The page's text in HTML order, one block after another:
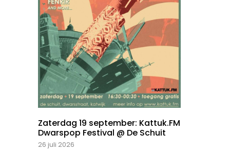
Zaterdag 19 september: Kattuk.FM
Dwarspop Festival @ De Schuit
26 juli 2026